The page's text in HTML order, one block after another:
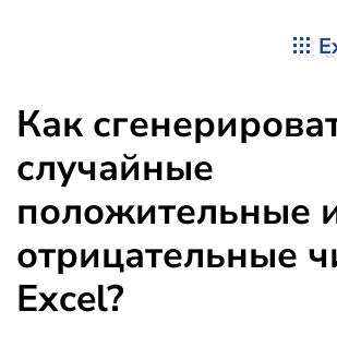
Как
случайные
положительные
отрицательные
Excel?